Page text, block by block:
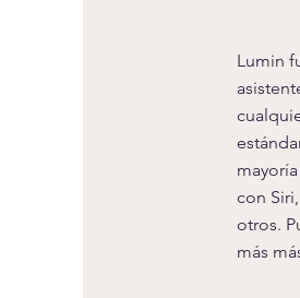
Lumin
con
otros.
más